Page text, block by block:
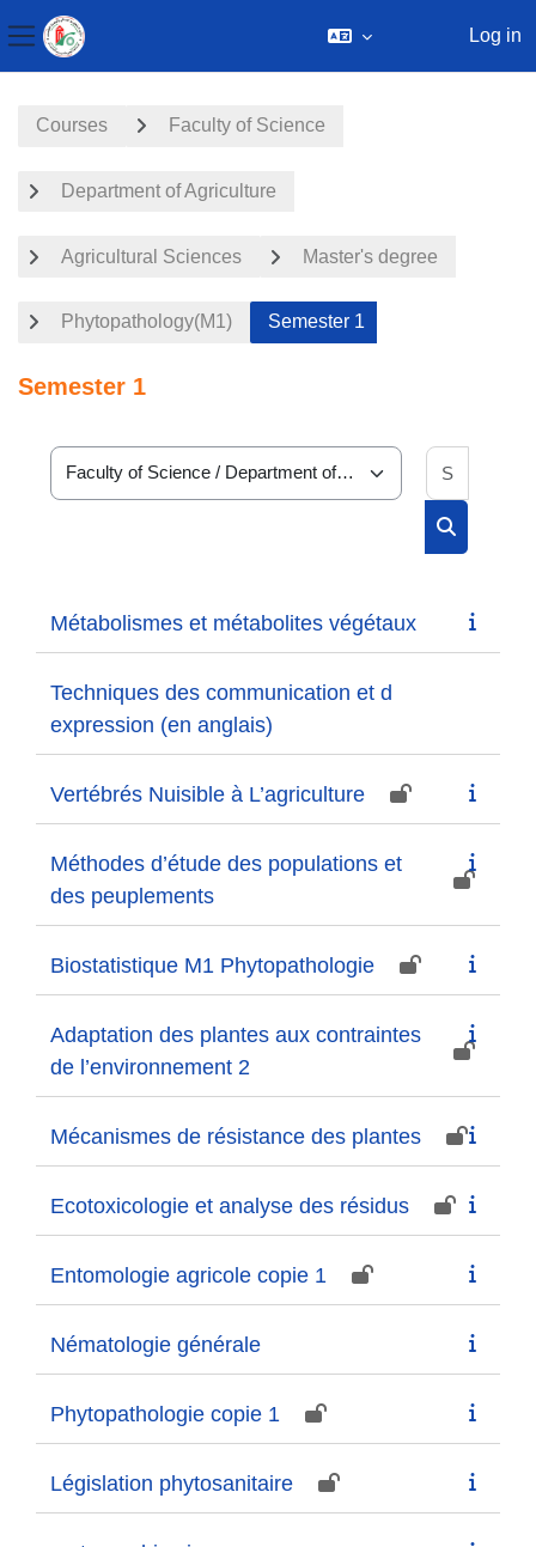
Side panel
Log in
Courses Faculty of Science
Department of Agriculture
Agricultural Sciences Master's degree
Phytopathology(M1) Semester 1
Semester 1
Course categories
Métabolismes et métabolites végétaux
Techniques des communication et d
expression (en anglais)
Vertébrés Nuisible à L’agriculture
Méthodes d’étude des populations et
des peuplements
Biostatistique M1 Phytopathologie
Adaptation des plantes aux contraintes
de l’environnement 2
Mécanismes de résistance des plantes
Ecotoxicologie et analyse des résidus
Entomologie agricole copie 1
Nématologie générale
Phytopathologie copie 1
Législation phytosanitaire